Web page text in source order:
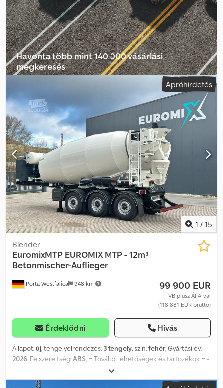
Havonta több mint 140 000 vásárlási
megkeresés
Válassza ki a kereskedői csomagotApróhirdetés
1 / 15
Porta Westfalica 948 km
Blender
EuromixMTP EUROMIX MTP - 12m³
Betonmischer-Auflieger
99 900 EUR
VB plusz ÁFA-val
(118 881 EUR bruttó)
Érdeklődni Hívás
Állapot:új, tengelyelrendezés: 3 tengely, szín:fehér, Gyártási év:
2026, Felszereltség:ABS, = További lehetőségek és tartozékok = -
Légrugózás = Megjegyzések = EUROMIX MTP 12 cbm keverő
felépítményű utánfutó EUROMIX MTP – EM 12 R mozgó keverő